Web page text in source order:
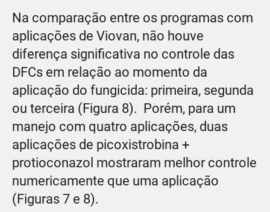
Na comparação entre os programas com
aplicações de Viovan, não houve
diferença significativa no controle das
DFCs em relação ao momento da
aplicação do fungicida: primeira, segunda
ou terceira (Figura 8). Porém, para um
manejo com quatro aplicações, duas
aplicações de picoxistrobina +
protioconazol mostraram melhor controle
numericamente que uma aplicação
(Figuras 7 e 8).